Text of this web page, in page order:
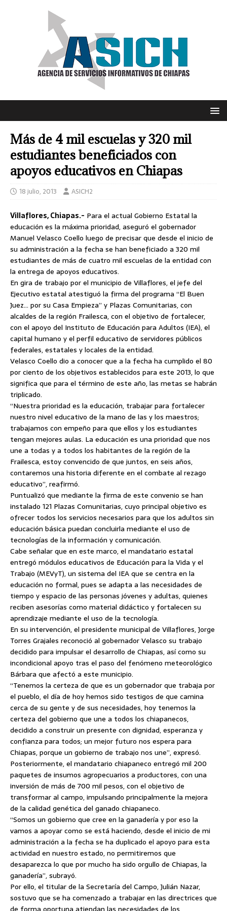
Más de 4 mil escuelas y 320 mil
estudiantes beneficiados con
apoyos educativos en Chiapas
18 julio, 2013 ASICH2
Villaflores, Chiapas.- Para el actual Gobierno Estatal la
educación es la máxima prioridad, aseguró el gobernador
Manuel Velasco Coello luego de precisar que desde el inicio de
su administración a la fecha se han beneficiado a 320 mil
estudiantes de más de cuatro mil escuelas de la entidad con
la entrega de apoyos educativos.
En gira de trabajo por el municipio de Villaflores, el jefe del
Ejecutivo estatal atestiguó la firma del programa “El Buen
Juez… por su Casa Empieza” y Plazas Comunitarias, con
alcaldes de la región Frailesca, con el objetivo de fortalecer,
con el apoyo del Instituto de Educación para Adultos (IEA), el
capital humano y el perfil educativo de servidores públicos
federales, estatales y locales de la entidad.
Velasco Coello dio a conocer que a la fecha ha cumplido el 80
por ciento de los objetivos establecidos para este 2013, lo que
significa que para el término de este año, las metas se habrán
triplicado.
“Nuestra prioridad es la educación, trabajar para fortalecer
nuestro nivel educativo de la mano de las y los maestros;
trabajamos con empeño para que ellos y los estudiantes
tengan mejores aulas. La educación es una prioridad que nos
une a todas y a todos los habitantes de la región de la
Frailesca, estoy convencido de que juntos, en seis años,
contaremos una historia diferente en el combate al rezago
educativo”, reafirmó.
Puntualizó que mediante la firma de este convenio se han
instalado 121 Plazas Comunitarias, cuyo principal objetivo es
ofrecer todos los servicios necesarios para que los adultos sin
educación básica puedan concluirla mediante el uso de
tecnologías de la información y comunicación.
Cabe señalar que en este marco, el mandatario estatal
entregó módulos educativos de Educación para la Vida y el
Trabajo (MEVyT), un sistema del IEA que se centra en la
educación no formal, pues se adapta a las necesidades de
tiempo y espacio de las personas jóvenes y adultas, quienes
reciben asesorías como material didáctico y fortalecen su
aprendizaje mediante el uso de la tecnología.
En su intervención, el presidente municipal de Villaflores, Jorge
Torres Grajales reconoció al gobernador Velasco su trabajo
decidido para impulsar el desarrollo de Chiapas, así como su
incondicional apoyo tras el paso del fenómeno meteorológico
Bárbara que afectó a este municipio.
“Tenemos la certeza de que es un gobernador que trabaja por
el pueblo, el día de hoy hemos sido testigos de que camina
cerca de su gente y de sus necesidades, hoy tenemos la
certeza del gobierno que une a todos los chiapanecos,
decidido a construir un presente con dignidad, esperanza y
confianza para todos; un mejor futuro nos espera para
Chiapas, porque un gobierno de trabajo nos une”, expresó.
Posteriormente, el mandatario chiapaneco entregó mil 200
paquetes de insumos agropecuarios a productores, con una
inversión de más de 700 mil pesos, con el objetivo de
transformar al campo, impulsando principalmente la mejora
de la calidad genética del ganado chiapaneco.
“Somos un gobierno que cree en la ganadería y por eso la
vamos a apoyar como se está haciendo, desde el inicio de mi
administración a la fecha se ha duplicado el apoyo para esta
actividad en nuestro estado, no permitiremos que
desaparezca lo que por mucho ha sido orgullo de Chiapas, la
ganadería”, subrayó.
Por ello, el titular de la Secretaría del Campo, Julián Nazar,
sostuvo que se ha comenzado a trabajar en las directrices que